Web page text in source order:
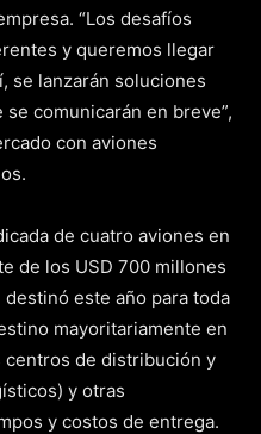
“Los desafíos
y queremos llegar
se lanzarán soluciones
comunicarán en breve”,
con aviones
de cuatro aviones en
de los USD 700 millones
este año para toda
mayoritariamente en
de distribución y
y otras
y costos de entrega.